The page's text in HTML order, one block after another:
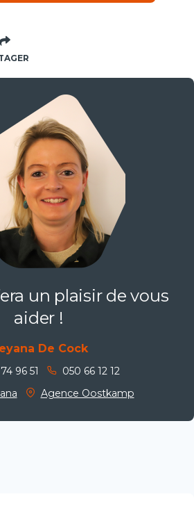
un plaisir de vous
aider !
De Cock
96 51
050 66 12 12
Agence Oostkamp